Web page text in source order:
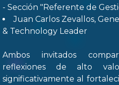
- Sección "Referente de
Juan Carlos Zevallos,
& Technology Leader
Ambos invitados
reflexiones de alto
significativamente al